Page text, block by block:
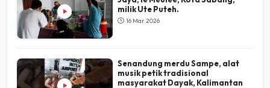
milik Ute Puteh.
16 Mar 2026
Senandung merdu Sampe, alat
musik petik tradisional
masyarakat Dayak, Kalimantan